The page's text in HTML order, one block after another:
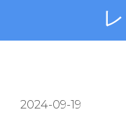
2024-09-19